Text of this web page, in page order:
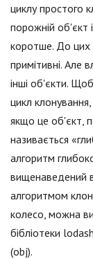
циклу простого
порожній об'єкт
коротше. До цих
примітивні. Але
інші об'єкти.
цикл
якщо це об'єкт,
називається
алгоритм
вищенаведений
алгоритмом
колесо, можна
бібліотеки
(obj).